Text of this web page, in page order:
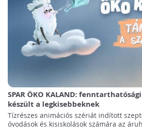
SPAR ÖKO KALAND:
készült a legkisebbeknek
Tízrészes animációs szériát indított
óvodások és kisiskolások számára az